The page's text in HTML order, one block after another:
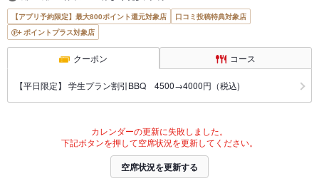
【アプリ予約限定】最大800ポイント還元対象店
口コミ投稿特典対象店
ポイントプラス対象店
クーポン コース
【平日限定】 学生プラン割引BBQ 4500→4000円（税込)
カレンダーの更新に失敗しました。
下記ボタンを押して空席状況を更新してください。
空席状況を更新する